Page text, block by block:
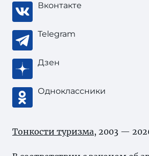
Вконтакте
Telegram
Дзен
Одноклассники
Тонкости туризма, 2003 —